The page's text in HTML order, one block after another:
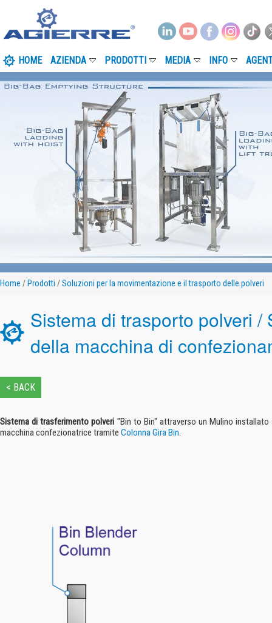
HOME AZIENDA PRODOTTI MEDIA INFO
Home / Prodotti /Soluzioni per la movimentazione e il trasporto delle polveri
Sistema di trasporto polveri
della macchina di
< BACK
Sistema di trasferimento polveri "Bin to Bin" attraverso un Mulino
macchina confezionatrice tramite Colonna Gira Bin.